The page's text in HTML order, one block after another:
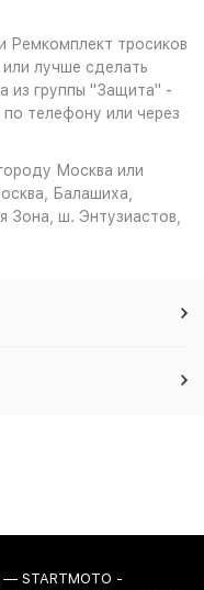
Ремкомплект тросиков
лучше сделать
из группы "Защита" -
телефону или через
Москва или
Балашиха,
Зона, ш. Энтузиастов,
STARTMOTO -